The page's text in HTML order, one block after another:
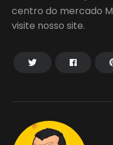
centro do mercado
visite nosso site.